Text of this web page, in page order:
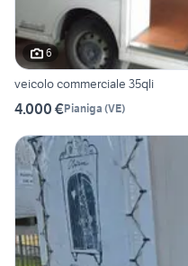
6
veicolo commerciale 35qli
4.000 €Pianiga (VE)